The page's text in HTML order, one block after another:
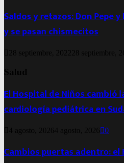
Saldos y retazos: Don Pepe
y se pasan chismecitos
28 septiembre, 2022 28 septiembre,
Salud
El Hospital de Niños cambió
cardiología pediátrica en
4 agosto, 20264 agosto, 2026 0
Cambios puertas adentro: